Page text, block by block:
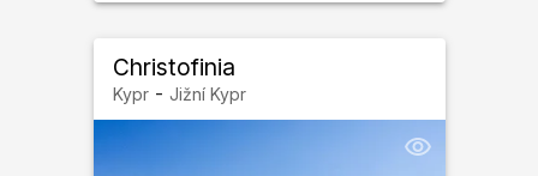
Christofinia
Kypr- Jižní Kypr